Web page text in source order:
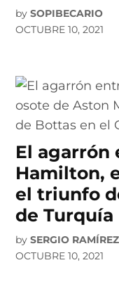
by SOPIBECARIO
OCTUBRE 10, 2021
El agarrón
Hamilton,
el triunfo
de Turquía
by SERGIO RAMÍREZ
OCTUBRE 10, 2021